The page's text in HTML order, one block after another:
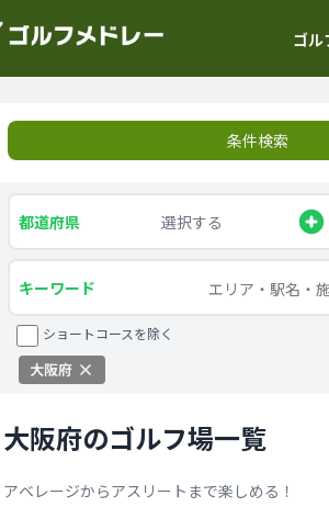
ゴル
条件検索
都道府県 選択する
キーワード
ショートコースを除く
大阪府
大阪府のゴルフ場一覧
アベレージからアスリートまで楽しめる！